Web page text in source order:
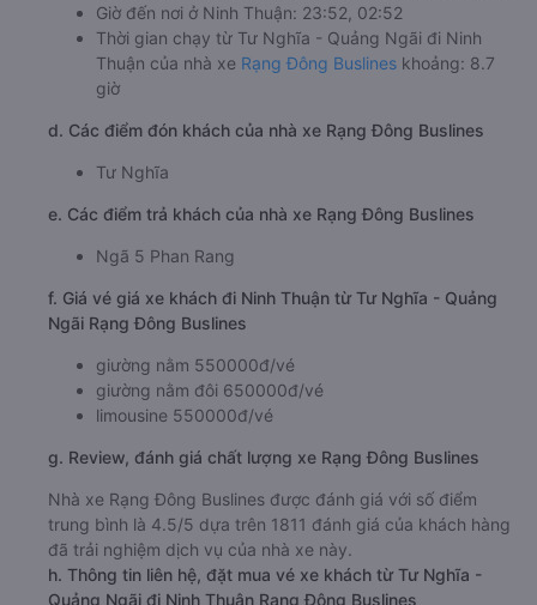
Giờ đến nơi ở Ninh Thuận: 23:52, 02:52
Thời gian chạy từ Tư Nghĩa - Quảng Ngãi đi Ninh
Thuận của nhà xe Rạng Đông Buslines khoảng: 8.7
giờ
d. Các điểm đón khách của nhà xe Rạng Đông Buslines
Tư Nghĩa
e. Các điểm trả khách của nhà xe Rạng Đông Buslines
Ngã 5 Phan Rang
f. Giá vé giá xe khách đi Ninh Thuận từ Tư Nghĩa - Quảng
Ngãi Rạng Đông Buslines
giường nằm 550000đ/vé
giường nằm đôi 650000đ/vé
limousine 550000đ/vé
g. Review, đánh giá chất lượng xe Rạng Đông Buslines
Nhà xe Rạng Đông Buslines được đánh giá với số điểm
trung bình là 4.5/5 dựa trên 1811 đánh giá của khách hàng
đã trải nghiệm dịch vụ của nhà xe này.
h. Thông tin liên hệ, đặt mua vé xe khách từ Tư Nghĩa -
Quảng Ngãi đi Ninh Thuận Rạng Đông Buslines